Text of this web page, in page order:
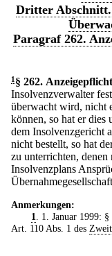
Dritter Abschnitt.
Paragraf 262.
1 § 262.
Insolvenzverwalter
überwacht wird, nicht
können, so hat er dies
dem Insolvenzgericht
nicht bestellt, so hat
zu unterrichten, denen
Insolvenzplans
Anmerkungen:
1
. 1. Januar 1999:
Art. 110 Abs. 1 des